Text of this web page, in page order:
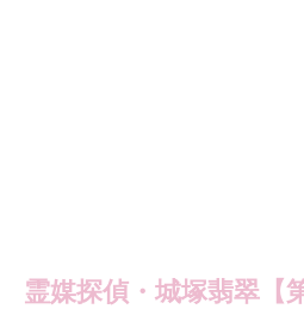
霊媒探偵・城塚翡翠【